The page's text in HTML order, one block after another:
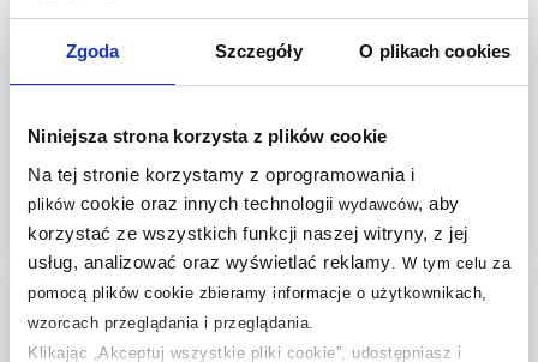
Zgoda Szczegóły O plikach cookies
Niniejsza strona korzysta z plików cookie
Na tej stronie korzystamy z oprogramowania i
plikówcookie oraz innych technologii wydawców, aby
korzystać ze wszystkich funkcji naszej witryny, z jej
usług, analizować oraz wyświetlać reklamy
W tym celu za
pomocą plików cookie zbieramy informacje o użytkownikach,
wzorcach przeglądania i przeglądania.
Klikając „Akceptuj wszystkie pliki cookie”, udostępniasz i
Tubądzin Tissue Ivory Mat
płytka ścienno-podłogowa
Dostępność:do 5 dni
122 21 zł m
Cena kat.:
Więcej
Dodaj do
porównania
Tubądzin Cielo e Terra płytka
ścienno-podłogowa
Dostępność: do 5 dni
Cena kat.:
Więcej
Dodaj do